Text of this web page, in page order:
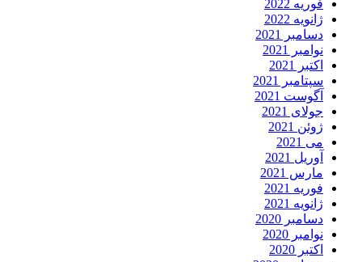
فوریه 2022
ژانویه 2022
دسامبر 2021
نوامبر 2021
اکتبر 2021
سپتامبر 2021
آگوست 2021
جولای 2021
ژوئن 2021
می 2021
آوریل 2021
مارس 2021
فوریه 2021
ژانویه 2021
دسامبر 2020
نوامبر 2020
اکتبر 2020